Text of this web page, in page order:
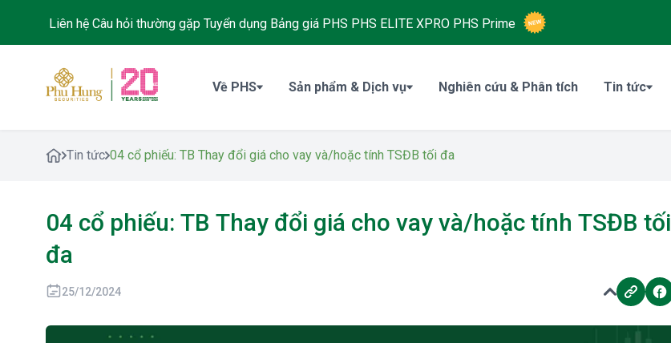
Liên hệ Câu hỏi thường gặp Tuyển dụng Bảng giá PHS PHS ELITE XPRO PHS Prime
Về PHS Sản phẩm & Dịch vụ Nghiên cứu & Phân tích Tin tức
Tin tức 04 cổ phiếu: TB Thay đổi giá cho vay và/hoặc tính TSĐB tối đa
04 cổ phiếu: TB Thay đổi giá cho vay và/hoặc tính TSĐB tối
đa
25/12/2024